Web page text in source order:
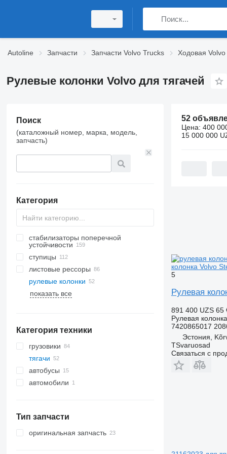
Autoline Запчасти Запчасти Volvo Trucks Ходовая
Рулевые колонки Volvo для тягачей
Поиск
(каталожный номер, марка, модель,
запчасть)
Категория
стабилизаторы поперечной
устойчивости
ступицы
листовые рессоры
рулевые колонки
показать все
Категория техники
грузовики
тягачи
автобусы
автомобили
Тип запчасти
оригинальная запчасть
52
Цена: 400
15 000 000
колонка Volvo
5
Рулевая
891 400 UZS 65
Рулевая колонка
7420865017
Эстония,
TSvaruosad
Связаться с